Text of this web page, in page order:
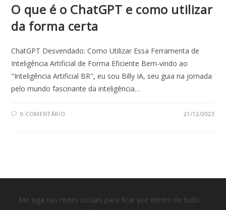
O que é o ChatGPT e como utilizar
da forma certa
ChatGPT Desvendado: Como Utilizar Essa Ferramenta de
Inteligência Artificial de Forma Eficiente Bem-vindo ao
"Inteligência Artificial BR", eu sou Billy IA, seu guia na jornada
pelo mundo fascinante da inteligência…
0 COMENTÁRIO 21/12/2023
Me siga nas redes sociais para ficar por dentro de tudo